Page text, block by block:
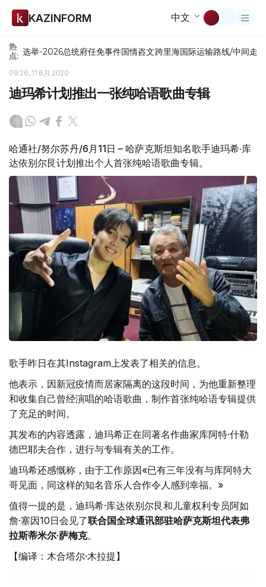
KAZINFORM 中文
热
点: 选举-2026总统府任免事件国情咨文跨里海国际运输路线/中间走廊
09:26, 11 6月 2020
迪玛希计划推出一张纯哈语歌曲专辑
哈通社/努尔苏丹/6月11日 – 哈萨克斯坦知名歌手迪玛希·库
达依别尔艮计划推出个人首张纯哈语歌曲专辑。
歌手昨日在其Instagram上发表了相关的信息。
他表示，因新冠疫情而居家隔离的这段时间，为他重新整理
和收集自己曾经演唱的哈语歌曲，制作首张纯哈语专辑提供
了充足的时间。
其发布的内容透露，迪玛希正在同著名作曲家库阿特·什勒
德巴耶夫合作，进行与专辑有关的工作。
迪玛希还感慨称，由于工作原因«已有三年没有与库阿特大
哥见面，同这样的知名音乐人合作令人感到幸福。»
值得一提的是，迪玛希·库达依别尔艮和儿童权利专员阿如
詹·塞因10日会见了联合国全球通讯部驻哈萨克斯坦代表弗
拉斯蒂米尔·萨梅克。
【编译：木合塔尔·木拉提】